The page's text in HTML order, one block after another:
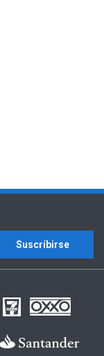
Suscríbirse